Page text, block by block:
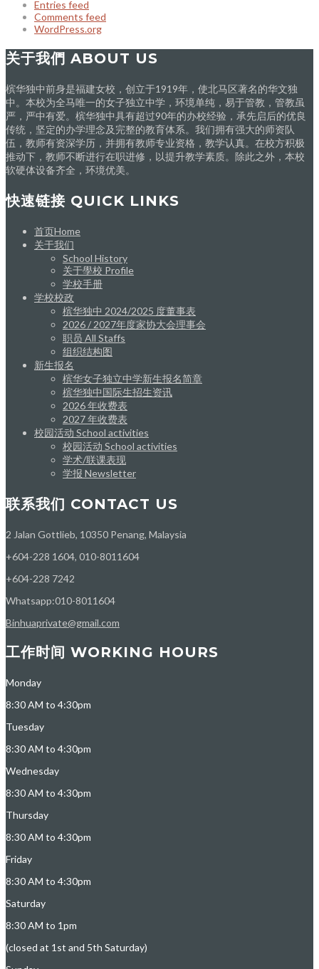
Entries feed
Comments feed
WordPress.org
关于我們 ABOUT US
槟华独中前身是福建女校，创立于1919年，使北马区著名的华文独
中。本校为全马唯一的女子独立中学，环境单纯，易于管教，管教虽
严，严中有爱。槟华独中具有超过90年的办校经验，承先启后的优良
传统，坚定的办学理念及完整的教育体系。我们拥有强大的师资队
伍，教师有资深学历，并拥有教师专业资格，教学认真。在校方积极
推动下，教师不断进行在职进修，以提升教学素质。除此之外，本校
软硬体设备齐全，环境优美。
快速链接 QUICK LINKS
首页Home
关于我们
School History
关于學校 Profile
学校手册
学校校政
槟华独中 2024/2025 度董事表
2026 / 2027年度家协大会理事会
职员 All Staffs
组织结构图
新生报名
槟华女子独立中学新生报名简章
槟华独中国际生招生资讯
2026 年收费表
2027 年收费表
校园活动 School activities
校园活动 School activities
学术/联课表现
学报 Newsletter
联系我们 CONTACT US
2 Jalan Gottlieb, 10350 Penang, Malaysia
+604-228 1604, 010-8011604
+604-228 7242
Whatsapp:010-8011604
Binhuaprivate@gmail.com
工作时间 WORKING HOURS
Monday
8:30 AM to 4:30pm
Tuesday
8:30 AM to 4:30pm
Wednesday
8:30 AM to 4:30pm
Thursday
8:30 AM to 4:30pm
Friday
8:30 AM to 4:30pm
Saturday
8:30 AM to 1pm
(closed at 1st and 5th Saturday)